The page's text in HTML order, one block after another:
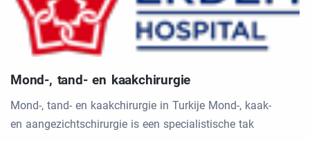
Mond-, tand- en kaakchirurgie
Mond-, tand- en kaakchirurgie in Turkije Mond-, kaak-
en aangezichtschirurgie is een specialistische tak